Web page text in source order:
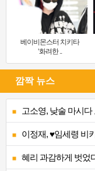
베이비몬스터 치키타
‘화려한 ..
깜짝 뉴스
고소영, 낮술 마시다
이정재, ♥임세령 비
혜리 과감하게 벗었